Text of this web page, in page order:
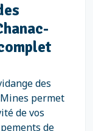
des
permet
de vos
de